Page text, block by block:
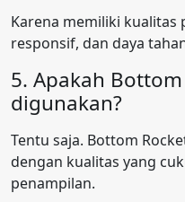
Karena memiliki kualitas
responsif, dan daya
5. Apakah
digunakan?
Tentu saja. Bottom
dengan kualitas yang
penampilan.